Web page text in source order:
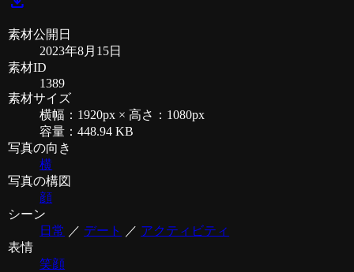
素材公開日
2023年8月15日
素材ID
1389
素材サイズ
横幅：1920px × 高さ：1080px
容量：448.94 KB
写真の向き
横
写真の構図
顔
シーン
日常 ／ デート ／ アクティビティ
表情
笑顔